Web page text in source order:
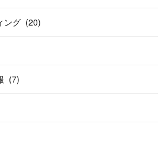
ング (20)
(7)